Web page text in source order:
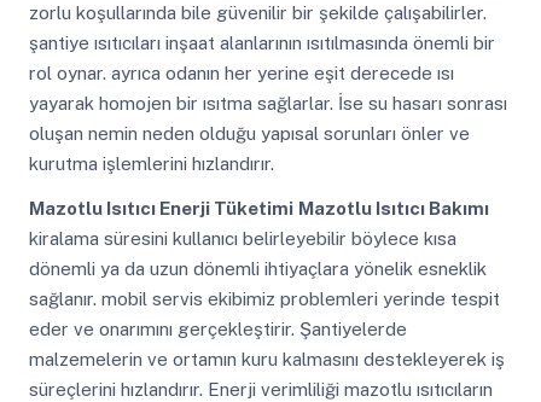
zorlu koşullarında bile güvenilir bir şekilde çalışabilirler.
şantiye ısıtıcıları inşaat alanlarının ısıtılmasında önemli bir
rol oynar. ayrıca odanın her yerine eşit derecede ısı
yayarak homojen bir ısıtma sağlarlar. İse su hasarı sonrası
oluşan nemin neden olduğu yapısal sorunları önler ve
kurutma işlemlerini hızlandırır.
Mazotlu Isıtıcı Enerji Tüketimi Mazotlu Isıtıcı Bakımı
kiralama süresini kullanıcı belirleyebilir böylece kısa
dönemli ya da uzun dönemli ihtiyaçlara yönelik esneklik
sağlanır. mobil servis ekibimiz problemleri yerinde tespit
eder ve onarımını gerçekleştirir. Şantiyelerde
malzemelerin ve ortamın kuru kalmasını destekleyerek iş
süreçlerini hızlandırır. Enerji verimliliği mazotlu ısıtıcıların